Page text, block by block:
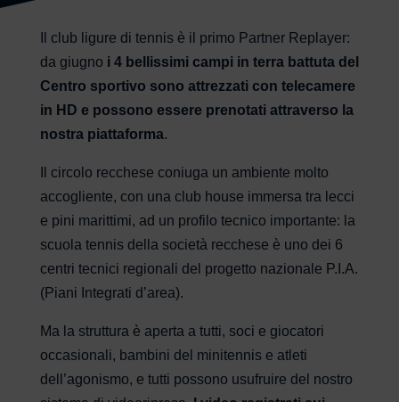
Il club ligure di tennis è il primo Partner Replayer:
da giugno i 4 bellissimi campi in terra battuta del
Centro sportivo sono attrezzati con telecamere
in HD e possono essere prenotati attraverso la
nostra piattaforma.
Il circolo recchese coniuga un ambiente molto
accogliente, con una club house immersa tra lecci
e pini marittimi, ad un profilo tecnico importante: la
scuola tennis della società recchese è uno dei 6
centri tecnici regionali del progetto nazionale P.I.A.
(Piani Integrati d’area).
Ma la struttura è aperta a tutti, soci e giocatori
occasionali, bambini del minitennis e atleti
dell’agonismo, e tutti possono usufruire del nostro